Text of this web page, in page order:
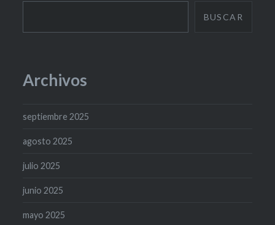
BUSCAR
Archivos
septiembre 2025
agosto 2025
julio 2025
junio 2025
mayo 2025